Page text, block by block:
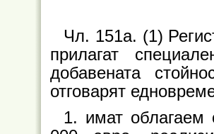
Чл. 151а. (1)
прилагат
добавената
отговарят
1. имат облагаем